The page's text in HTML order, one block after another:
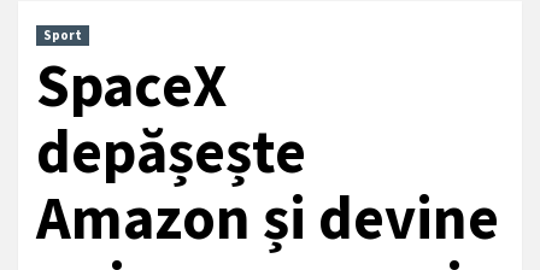
Sport
SpaceX
depășește
Amazon și devine